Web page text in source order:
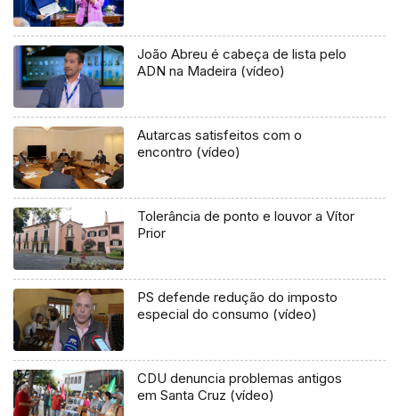
João Abreu é cabeça de lista pelo
ADN na Madeira (vídeo)
Autarcas satisfeitos com o
encontro (vídeo)
Tolerância de ponto e louvor a Vítor
Prior
PS defende redução do imposto
especial do consumo (vídeo)
CDU denuncia problemas antigos
em Santa Cruz (vídeo)